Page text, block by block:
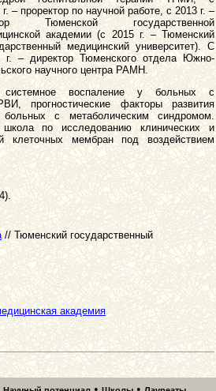
г. – проректор по научной работе, с 2013 г. –
Тюменской государственной
академии (с 2015 г. – Тюменский
медицинский университет). С
г. – директор Тюменского отдела Южно-
научного центра РАМН.
воспаление у больных с
прогностические факторы развития
больных с метаболическим синдромом.
по исследованию клинических и
клеточных мембран под воздействием
// Тюменский государственный
академия